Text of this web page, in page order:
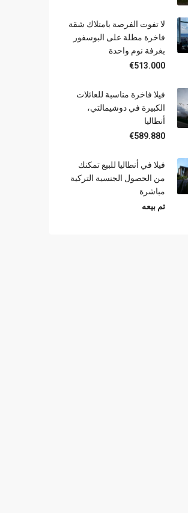
لا تفوت الفرصة بامتلاك شقة
فاخرة مطلة على البوسفور
بغرفة نوم واحدة
€513.000
فيلا فاخرة مناسبة للعائلات
الكبيرة في دوشيمالتي،
أنطاليا
€589.880
فيلا في أنطاليا للبيع تمكنك
من الحصول الجنسية التركية
مباشرة
تم بيعه